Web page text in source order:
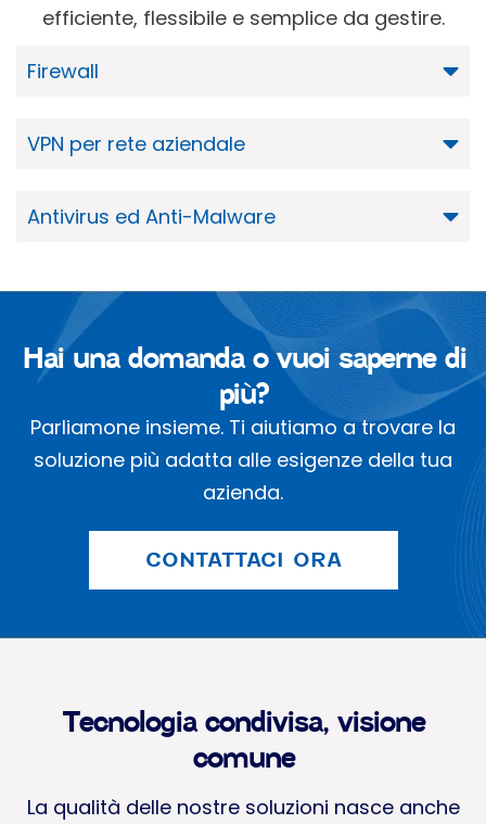
efficiente, flessibile e semplice da gestire.
Firewall
VPN per rete aziendale
Antivirus ed Anti-Malware
Hai una domanda o vuoi saperne di
più?
Parliamone insieme. Ti aiutiamo a trovare la
soluzione più adatta alle esigenze della tua
azienda.
CONTATTACI ORA
Tecnologia condivisa, visione
comune
La qualità delle nostre soluzioni nasce anche